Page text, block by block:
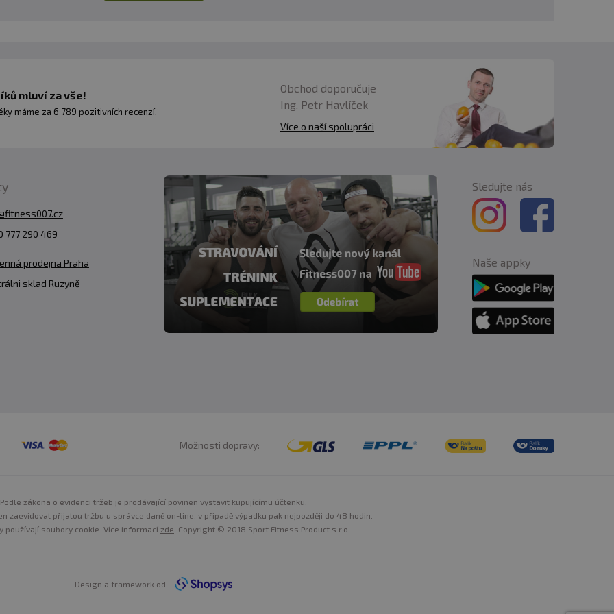
mluví za vše!
máme za 6 789 pozitivních recenzí.
Obchod doporučuje
Ing. Petr Havlíček
Více o naší spolupráci
777 290 469
prodejna Praha
sklad Ruzyně
Sledujte nás
Naše appky
Možnosti dopravy:
Podle zákona o evidenci tržeb je prodávající povinen vystavit kupujícímu účtenku.
zaevidovat přijatou tržbu u správce daně on-line, v případě výpadku pak nejpozději do 48 hodin.
používají soubory cookie. Více informací zde . Copyright © 2018 Sport Fitness Product s.r.o.
Design a framework od